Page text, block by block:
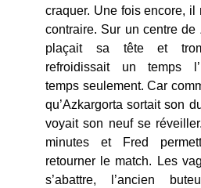
craquer. Une fois encore, il
contraire. Sur un centre de
plaçait sa tête et
refroidissait un temps
temps seulement. Car
qu’Azkargorta sortait son
voyait son neuf se
minutes et Fred
retourner le match. Les
s’abattre, l’ancien